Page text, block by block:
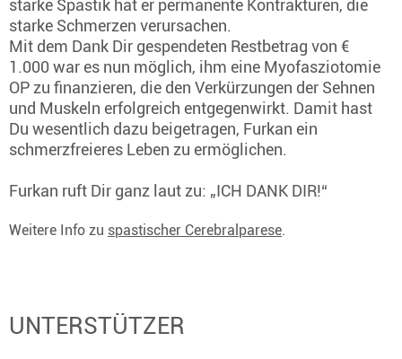
starke Spastik hat er permanente Kontrakturen, die
starke Schmerzen verursachen.
Mit dem Dank Dir gespendeten Restbetrag von €
1.000 war es nun möglich, ihm eine Myofasziotomie
OP zu finanzieren, die den Verkürzungen der Sehnen
und Muskeln erfolgreich entgegenwirkt. Damit hast
Du wesentlich dazu beigetragen, Furkan ein
schmerzfreieres Leben zu ermöglichen.
Furkan ruft Dir ganz laut zu: „ICH DANK DIR!“
Weitere Info zu spastischer Cerebralparese.
UNTERSTÜTZER